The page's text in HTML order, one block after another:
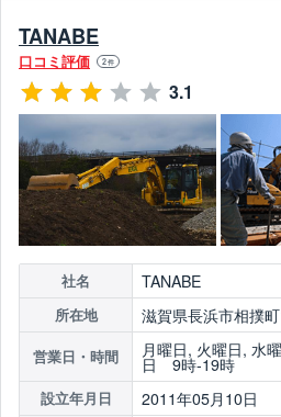
TANABE
口コミ評価 2件
3.1
社名 TANABE
所在地 滋賀県長浜市相撲
営業日・時間 月曜日, 火曜日, 水
日 9時-19時
設立年月日 2011年05月10日